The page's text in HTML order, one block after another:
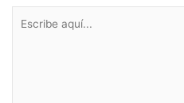
aquí...